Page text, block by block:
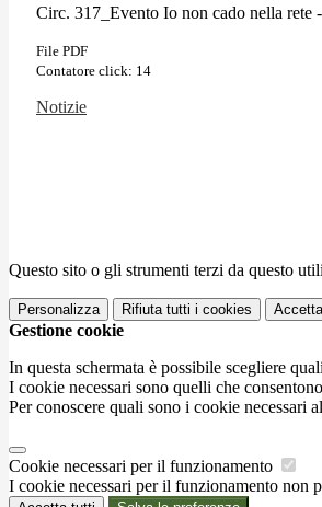
Circ. 317_Evento Io non cado nella rete
File PDF
Contatore click: 14
Notizie
Questo sito o gli strumenti terzi da questo
Personalizza Rifiuta tutti i cookies
Gestione cookie
In questa schermata è possibile scegliere
I cookie necessari sono quelli che
Per conoscere quali sono i cookie necessari
Cookie necessari per il funzionamento
I cookie necessari per il funzionamento non